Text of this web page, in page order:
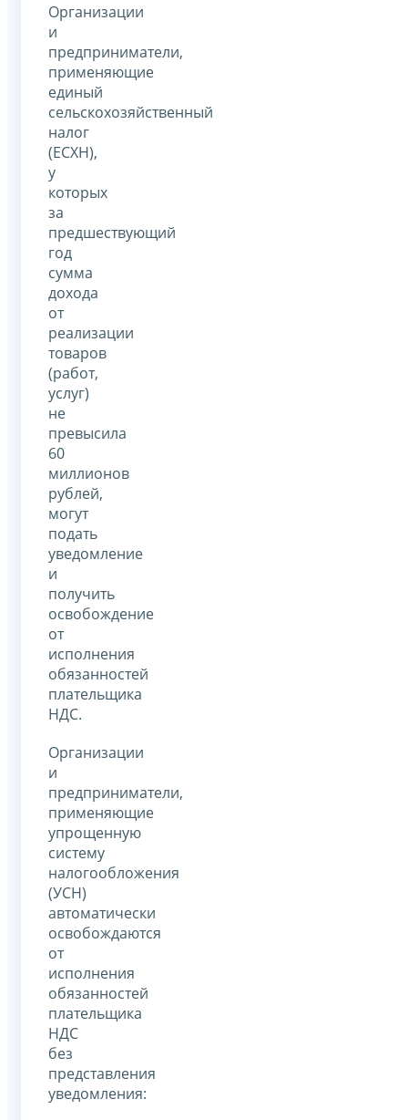
Организации
и
предприниматели,
применяющие
единый
сельскохозяйственный
налог
(ЕСХН),
у
которых
за
предшествующий
год
сумма
дохода
от
реализации
товаров
(работ,
услуг)
не
превысила
60
миллионов
рублей,
могут
подать
уведомление
и
получить
освобождение
от
исполнения
обязанностей
плательщика
НДС.
Организации
и
предприниматели,
применяющие
упрощенную
систему
налогообложения
(УСН)
автоматически
освобождаются
от
исполнения
обязанностей
плательщика
НДС
без
представления
уведомления: